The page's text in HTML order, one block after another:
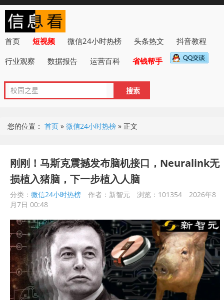
首页 短视频 微信24小时热榜 头条热文
抖音教程
行业观察
数据报告 运营百科 省钱帮手
您的位置： 首页 » 微信24小时热榜 » 正文
刚刚！马斯克震撼发布脑机接口，Neuralink无
损植入猪脑，下一步植入人脑
分类： 微信24小时热榜 作者：新智元 浏览：101354
2026年8
月7日 00:48